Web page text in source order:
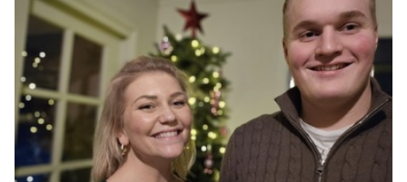
Rapporten er laget på initiativ fra Nasjonalt
implementeringsteam for FACT og Nasjonalt
implementeringsteam for FACT ung, og ledet og
utarbeidet av NAPHA i samarbeid med KORUS med
bistand fra INNOMED.
Det er også laget et webinar om